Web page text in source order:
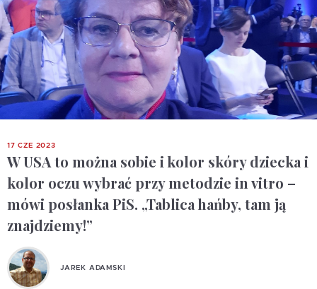
17 CZE 2023
W USA to można sobie i kolor skóry dziecka i
kolor oczu wybrać przy metodzie in vitro –
mówi posłanka PiS. „Tablica hańby, tam ją
znajdziemy!”
JAREK ADAMSKI